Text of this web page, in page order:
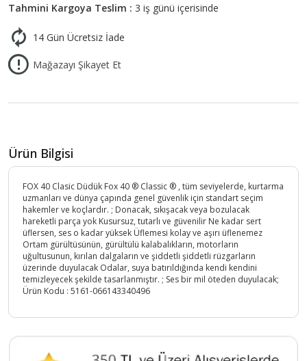
Tahmini Kargoya Teslim : 3 iş günü içerisinde
14 Gün Ücretsiz İade
Mağazayı Şikayet Et
Ürün Bilgisi
FOX 40 Clasic Düdük Fox 40 ® Classic ® , tüm seviyelerde, kurtarma
uzmanları ve dünya çapında genel güvenlik için standart seçim
hakemler ve koçlardır. ; Donacak, sıkışacak veya bozulacak
hareketli parça yok Kusursuz, tutarlı ve güvenilir Ne kadar sert
üflersen, ses o kadar yüksek Üflemesi kolay ve aşırı üflenemez
Ortam gürültüsünün, gürültülü kalabalıkların, motorların
uğultusunun, kırılan dalgaların ve şiddetli şiddetli rüzgarların
üzerinde duyulacak Odalar, suya batırıldığında kendi kendini
temizleyecek şekilde tasarlanmıştır. ; Ses bir mil öteden duyulacak;
Ürün Kodu : 5161-066143340496